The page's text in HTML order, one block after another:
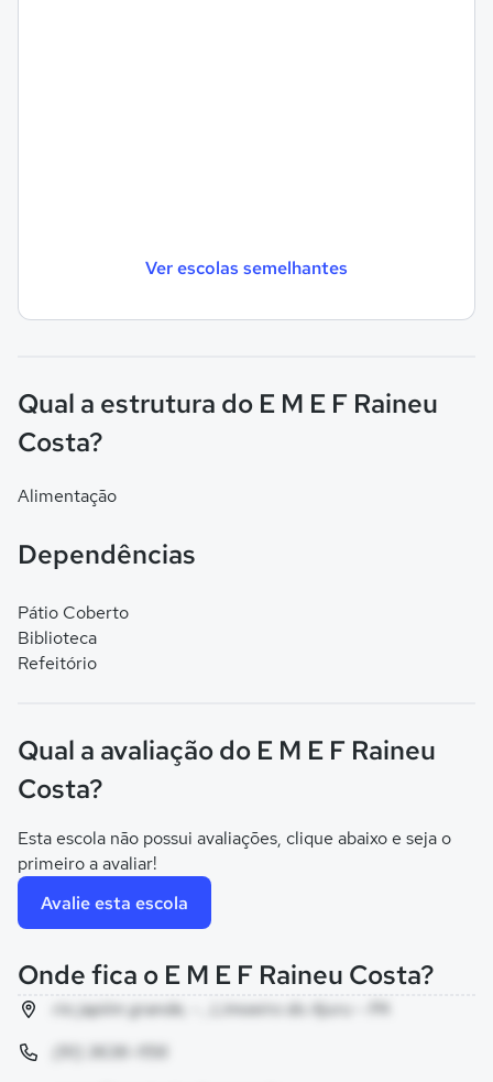
Ver escolas semelhantes
Qual a estrutura do E M E F Raineu
Costa?
Alimentação
Dependências
Pátio Coberto
Biblioteca
Refeitório
Qual a avaliação do E M E F Raineu
Costa?
Esta escola não possui avaliações, clique abaixo e seja o
primeiro a avaliar!
Avalie esta escola
Onde fica o E M E F Raineu Costa?
rio japiim grande, - , Limoeiro do Ajuru - PA
(91) 3636-1156